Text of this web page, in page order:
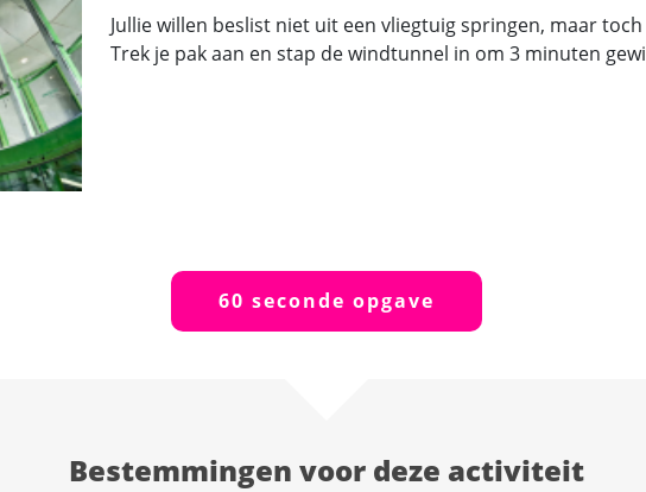
Jullie willen beslist niet uit een vliegtuig springen, maar
Trek je pak aan en stap de windtunnel in om 3 minuten
60 seconde opgave
Bestemmingen voor deze activiteit